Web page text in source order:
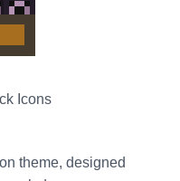
Icons
theme, designed